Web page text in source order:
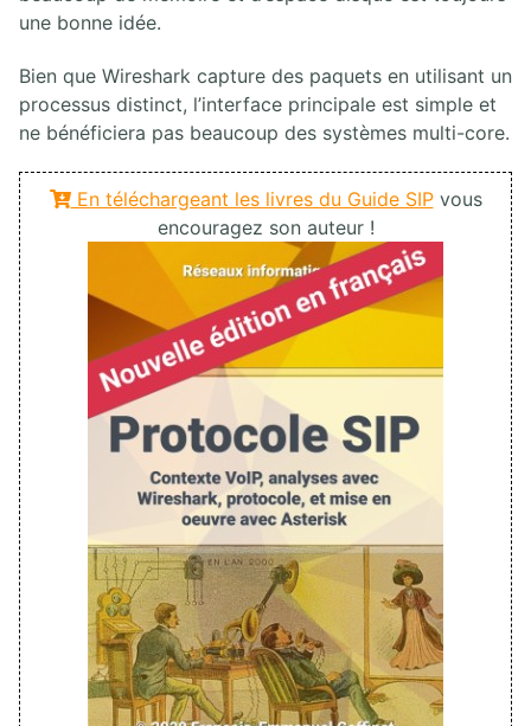
une bonne idée.
Bien que Wireshark capture des paquets en utilisant un
processus distinct, l’interface principale est simple et
ne bénéficiera pas beaucoup des systèmes multi-core.
En téléchargeant les livres du Guide SIPvous
encouragez son auteur !